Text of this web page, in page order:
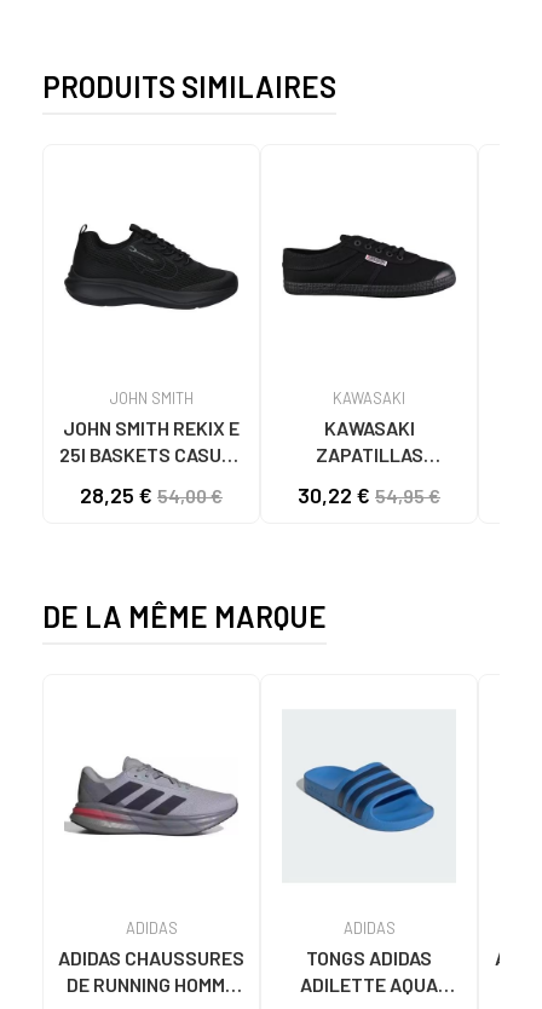
PRODUITS SIMILAIRES
JOHN SMITH
JOHN SMITH REKIX E
25I BASKETS CASUAL
28,25 € 54,00 €
KAWASAKI
KAWASAKI
ZAPATILLAS
CANVAS K192495
30,22 € 54,95 €
DE LA MÊME MARQUE
ADIDAS
ADIDAS CHAUSSURES
DE RUNNING HOMME
ADIDAS
TONGS ADIDAS
ADILETTE AQUA